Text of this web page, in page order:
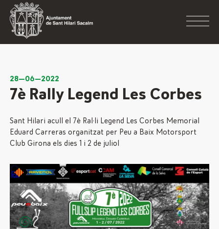
28—06—2022
7è Rally Legend Les Corbes
Sant Hilari acull el 7è Ral·li Legend Les Corbes Memorial
Eduard Carreras organitzat per Peu a Baix Motorsport
Club Girona els dies 1 i 2 de juliol